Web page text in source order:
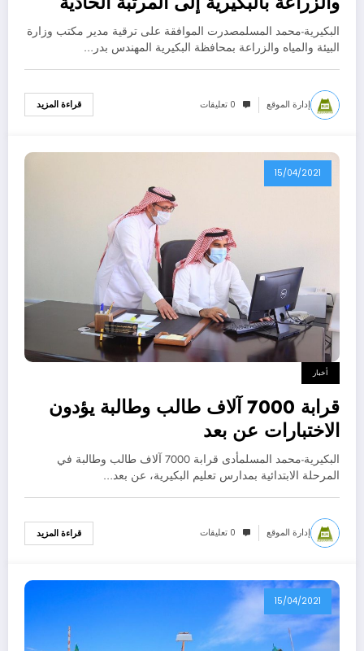
عشرة
البكيرية-محمد المسلمصدرت الموافقة على ترقية مدير مكتب وزارة
البيئة والمياه والزراعة بمحافظة البكيرية المهندس بدر…
إدارة الموقع 0 تعليقات قراءة المزيد
15/04/2021
أخبار
قرابة 7000 آلاف طالب وطالبة يؤدون
الاختبارات عن بعد
البكيرية-محمد المسلمأدى قرابة 7000 آلاف طالب وطالبة في
المرحلة الابتدائية بمدارس تعليم البكيرية، عن بعد…
إدارة الموقع 0 تعليقات قراءة المزيد
15/04/2021